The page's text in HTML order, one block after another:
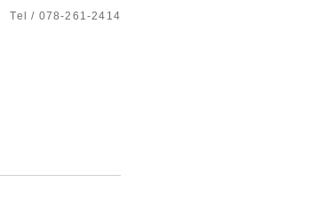
Tel / 078-261-2414